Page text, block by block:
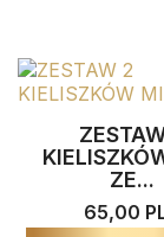
ZE...
65,00